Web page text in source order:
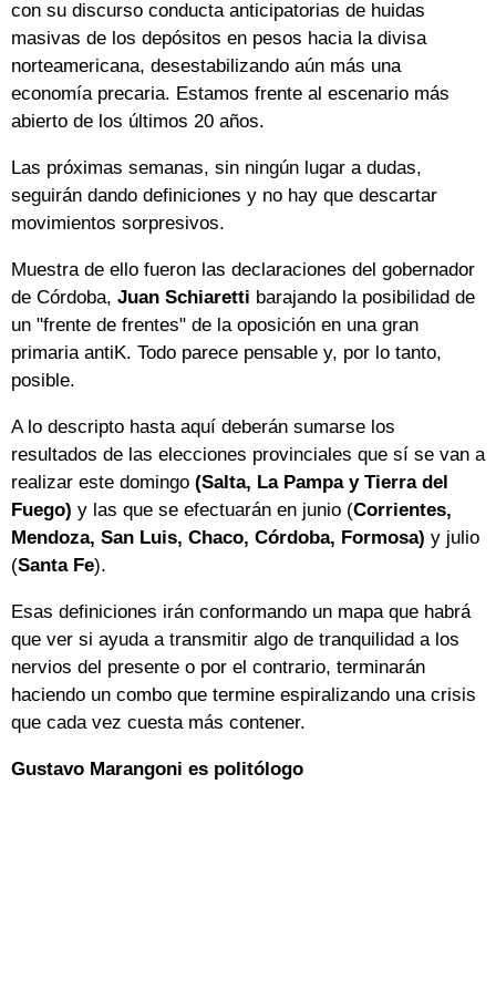
con su discurso conducta anticipatorias de huidas
masivas de los depósitos en pesos hacia la divisa
norteamericana, desestabilizando aún más una
economía precaria. Estamos frente al escenario más
abierto de los últimos 20 años.
Las próximas semanas, sin ningún lugar a dudas,
seguirán dando definiciones y no hay que descartar
movimientos sorpresivos.
Muestra de ello fueron las declaraciones del gobernador
de Córdoba, Juan Schiaretti barajando la posibilidad de
un "frente de frentes" de la oposición en una gran
primaria antiK. Todo parece pensable y, por lo tanto,
posible.
A lo descripto hasta aquí deberán sumarse los
resultados de las elecciones provinciales que sí se van a
realizar este domingo (Salta, La Pampa y Tierra del
Fuego) y las que se efectuarán en junio (Corrientes,
Mendoza, San Luis, Chaco, Córdoba, Formosa) y julio
(Santa Fe).
Esas definiciones irán conformando un mapa que habrá
que ver si ayuda a transmitir algo de tranquilidad a los
nervios del presente o por el contrario, terminarán
haciendo un combo que termine espiralizando una crisis
que cada vez cuesta más contener.
Gustavo Marangoni es politólogo